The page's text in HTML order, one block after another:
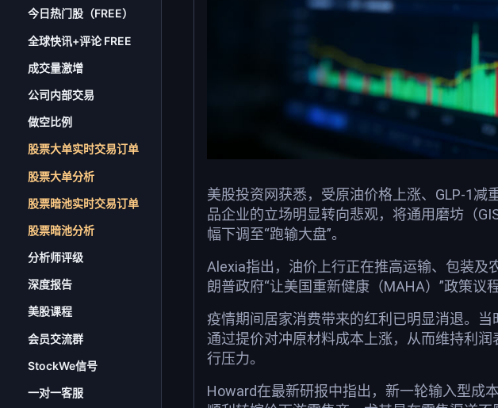
今日热门股（FREE）
全球快讯+评论 FREE
成交量激增
公司内部交易
做空比例
股票大单实时交易订单
股票大单分析
股票暗池实时交易订单
股票暗池分析
分析师评级
深度报告
美股课程
会员交流群
StockWe信号
一对一客服
美股投资网获悉，受原油价格上涨、GLP-1
品企业的立场明显转向悲观，将通用磨坊（
幅下调至“跑输大盘”。
Alexia指出，油价上行正在推高运输、包装及
朗普政府“让美国重新健康（MAHA）”政策议
疫情期间居家消费带来的红利已明显消退。
通过提价对冲原材料成本上涨，从而维持利
行压力。
Howard在最新研报中指出，新一轮输入型成